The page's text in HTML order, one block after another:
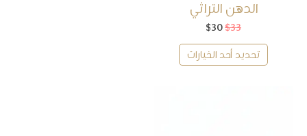
الدهن التراثي
$33 السعر
هو:
$33.
$30
هو:
$30.
تحديد أحد الخيارات